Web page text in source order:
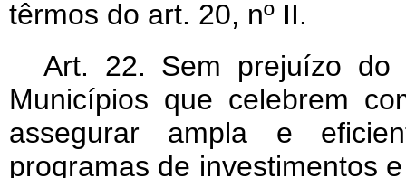
têrmos do art. 20, nº II.
Art. 22. Sem prejuízo
Municípios que celebrem
assegurar ampla e
programas de investimentos